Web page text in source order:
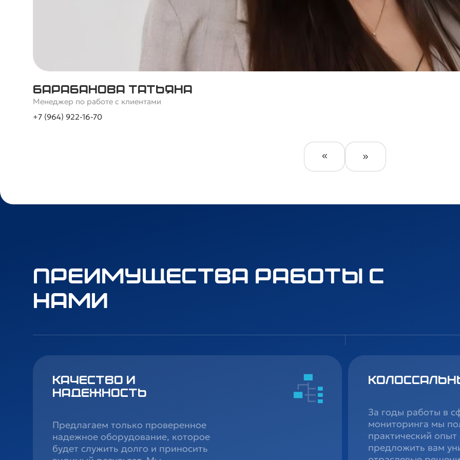
Барабанова Татьяна
Менеджер по работе с клиентами
+7 (964) 922-16-70
Преимущества работы с
нами
Качество и
надежность
Предлагаем только проверенное
надежное оборудование, которое
будет служить долго и приносить
За годы работы в
мониторинга мы
практический опыт
предложить вам